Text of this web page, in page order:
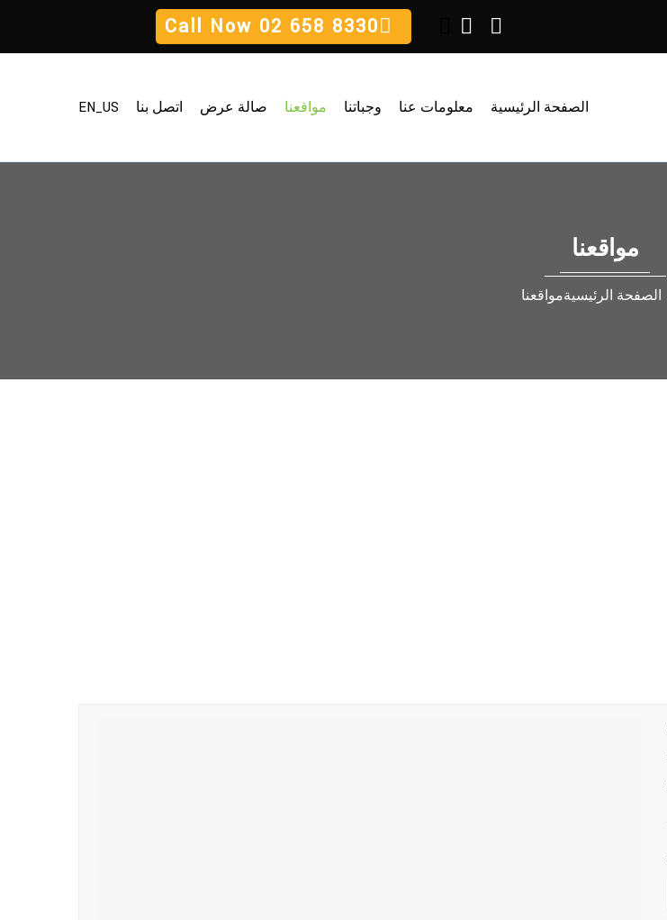
Call Now 02 658 8330
الصفحة الرئيسية معلومات عنا وجباتنا مواقعنا صالة عرض اتصل بنا EN_US
مواقعنا
الصفحة الرئيسيةمواقعنا